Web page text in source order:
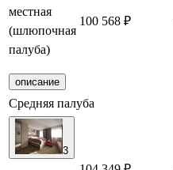
местная
(шлюпочная
палуба)
описание
100 568 ₽
Средняя палуба
3